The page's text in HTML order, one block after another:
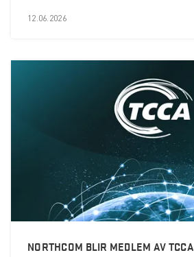
12.06.2026
NORTHCOM BLIR MEDLEM AV TCCA